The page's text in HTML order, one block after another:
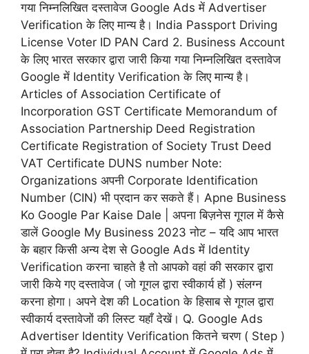
गया निम्नलिखित दस्तावेज Google Ads में Advertiser
Verification के लिए मान्य है। India Passport Driving
License Voter ID PAN Card 2. Business Account
के लिए भारत सरकार द्वारा जारी किया गया निम्नलिखित दस्तावेज
Google में Identity Verification के लिए मान्य है।
Articles of Association Certificate of
Incorporation GST Certificate Memorandum of
Association Partnership Deed Registration
Certificate Registration of Society Trust Deed
VAT Certificate DUNS number Note:
Organizations अपनी Corporate Identification
Number (CIN) भी प्रदान कर सकते हैं। Apne Business
Ko Google Par Kaise Dale | अपना बिज़नेस गूगल में कैसे
डालें Google My Business 2023 नोट – यदि आप भारत
के बहार किसी अन्य देश से Google Ads में Identity
Verification करना चाहते है तो आपको वहां की सरकार द्वारा
जारी किये गए दस्तावेज ( जो गूगल द्वारा स्वीकार्य हों ) संलग्न
करना होगा। अपने देश की Location के हिसाब से गूगल द्वारा
स्वीकार्य दस्तावेजों की लिस्ट यहाँ देखें। Q. Google Ads
Advertiser Identity Verification कितने चरण ( Step )